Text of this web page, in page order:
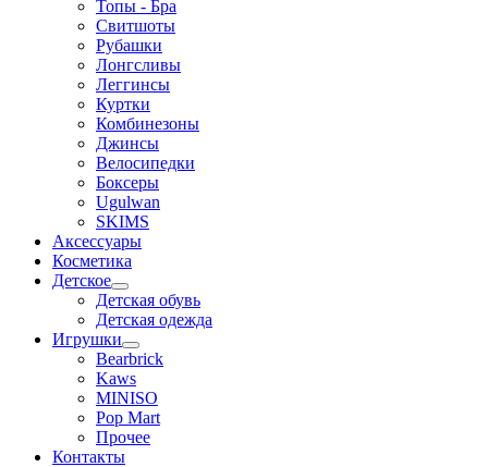
Топы - Бра
Свитшоты
Рубашки
Лонгсливы
Леггинсы
Куртки
Комбинезоны
Джинсы
Велосипедки
Боксеры
Ugulwan
SKIMS
Аксессуары
Косметика
Детское
Детская обувь
Детская одежда
Игрушки
Bearbrick
Kaws
MINISO
Pop Mart
Прочее
Контакты